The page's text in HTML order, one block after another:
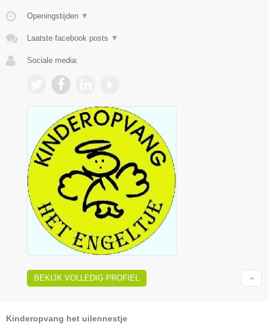
Openingstijden ▼
Laatste facebook posts ▼
Sociale media:
BEKIJK VOLLEDIG PROFIEL
Kinderopvang het uilennestje